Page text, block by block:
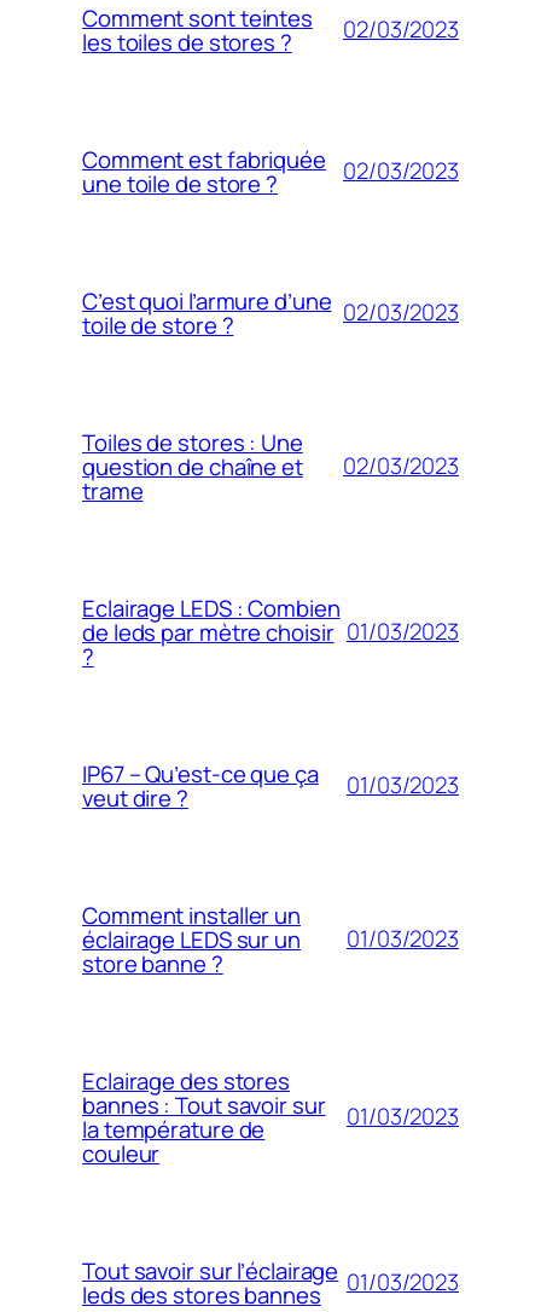
Comment sont teintes
les toiles de stores ? 02/03/2023
Comment est fabriquée
une toile de store ? 02/03/2023
C’est quoi l’armure d’une
toile de store ? 02/03/2023
Toiles de stores : Une
question de chaîne et
trame
02/03/2023
Eclairage LEDS : Combien
de leds par mètre choisir
?
01/03/2023
IP67 – Qu’est-ce que ça
veut dire ? 01/03/2023
Comment installer un
éclairage LEDS sur un
store banne ?
01/03/2023
Eclairage des stores
bannes : Tout savoir sur
la température de
couleur
01/03/2023
Tout savoir sur l’éclairage
leds des stores bannes 01/03/2023